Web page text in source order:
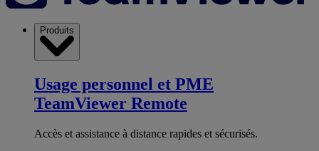
Produits
Usage personnel et PME
TeamViewer Remote
Accès et assistance à distance rapides et sécurisés.